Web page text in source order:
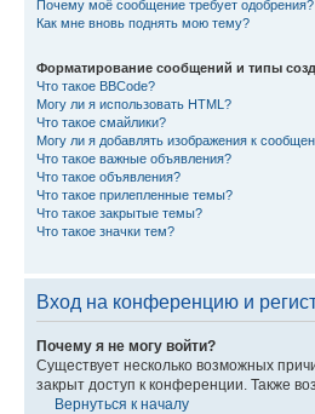
Почему моё сообщение требует одобрения?
Как мне вновь поднять мою тему?
Форматирование сообщений и типы
Что такое BBCode?
Могу ли я использовать HTML?
Что такое смайлики?
Могу ли я добавлять изображения к
Что такое важные объявления?
Что такое объявления?
Что такое прилепленные темы?
Что такое закрытые темы?
Что такое значки тем?
Вход на конференцию и
Почему я не могу войти?
Существует несколько возможных
закрыт доступ к конференции. Также
Вернуться к началу